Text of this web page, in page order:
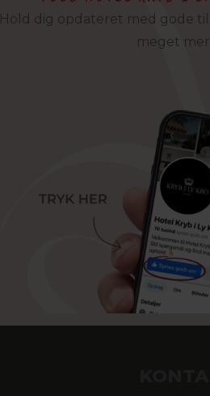
Hold dig opdateret med gode
meget